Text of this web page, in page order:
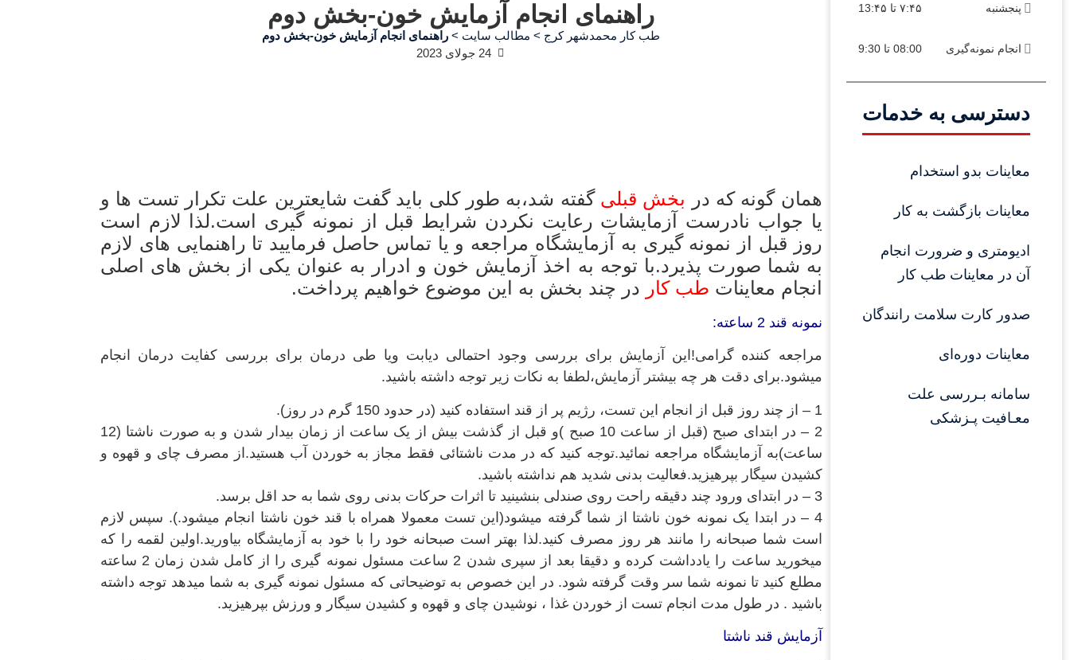
پنجشنبه ۷:۴۵ تا 13:۴۵
انجام نمونه‌گیری 08:00 تا 9:30
دسترسی به خدمات
معاینات بدو استخدام
معاینات بازگشت به کار
ادیومتری و ضرورت انجام
آن در معاینات طب کار
صدور کارت سلامت رانندگان
معاینات دوره‌ای
سامانه بـررسی علت
معـافیت پـزشکی
راهنمای انجام آزمایش خون-بخش دوم
طب کار محمدشهر کرج > مطالب سایت > راهنمای انجام آزمایش خون-بخش دوم
24 جولای 2023
همان گونه که در بخش قبلی گفته شد،به طور کلی باید گفت شایعترین علت تکرار تست ها و
یا جواب نادرست آزمایشات رعایت نکردن شرایط قبل از نمونه گیری است.لذا لازم است
روز قبل از نمونه گیری به آزمایشگاه مراجعه و یا تماس حاصل فرمایید تا راهنمایی های لازم
به شما صورت پذیرد.با توجه به اخذ آزمایش خون و ادرار به عنوان یکی از بخش های اصلی
انجام معاینات طب کار در چند بخش به این موضوع خواهیم پرداخت.
نمونه قند 2 ساعته:
مراجعه کننده گرامی!این آزمایش برای بررسی وجود احتمالی دیابت ویا طی درمان برای بررسی کفایت درمان انجام
میشود.برای دقت هر چه بیشتر آزمایش،لطفا به نکات زیر توجه داشته باشید.
1 – از چند روز قبل از انجام این تست، رژیم پر از قند استفاده کنید (در حدود 150 گرم در روز).
2 – در ابتدای صبح (قبل از ساعت 10 صبح )و قبل از گذشت بیش از یک ساعت از زمان بیدار شدن و به صورت ناشتا (12
ساعت)به آزمایشگاه مراجعه نمائید.توجه کنید که در مدت ناشتائی فقط مجاز به خوردن آب هستید.از مصرف چای و قهوه و
کشیدن سیگار بپرهیزید.فعالیت بدنی شدید هم نداشته باشید.
3 – در ابتدای ورود چند دقیقه راحت روی صندلی بنشینید تا اثرات حرکات بدنی روی شما به حد اقل برسد.
4 – در ابتدا یک نمونه خون ناشتا از شما گرفته میشود(این تست معمولا همراه با قند خون ناشتا انجام میشود.). سپس لازم
است شما صبحانه را مانند هر روز مصرف کنید.لذا بهتر است صبحانه خود را با خود به آزمایشگاه بیاورید.اولین لقمه را که
میخورید ساعت را یادداشت کرده و دقیقا بعد از سپری شدن 2 ساعت مسئول نمونه گیری را از کامل شدن زمان 2 ساعته
مطلع کنید تا نمونه شما سر وقت گرفته شود. در این خصوص به توضیحاتی که مسئول نمونه گیری به شما میدهد توجه داشته
باشید . در طول مدت انجام تست از خوردن غذا ، نوشیدن چای و قهوه و کشیدن سیگار و ورزش بپرهیزید.
آزمایش قند ناشتا